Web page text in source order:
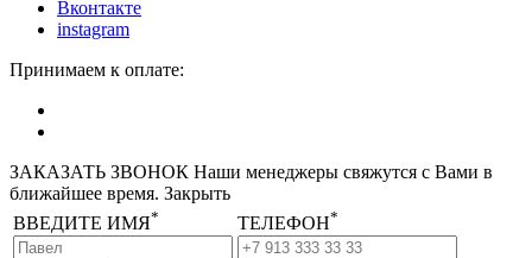
Вконтакте
instagram
Принимаем к оплате:
ЗАКАЗАТЬ ЗВОНОК Наши менеджеры свяжутся с Вами в
ближайшее время. Закрыть
ВВЕДИТЕ ИМЯ* ТЕЛЕФОН*